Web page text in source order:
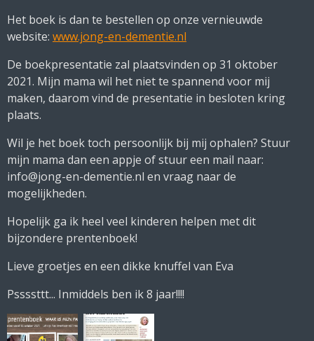
Het boek is dan te bestellen op onze vernieuwde
website: www.jong-en-dementie.nl
De boekpresentatie zal plaatsvinden op 31 oktober
2021. Mijn mama wil het niet te spannend voor mij
maken, daarom vind de presentatie in besloten kring
plaats.
Wil je het boek toch persoonlijk bij mij ophalen? Stuur
mijn mama dan een appje of stuur een mail naar:
info@jong-en-dementie.nl en vraag naar de
mogelijkheden.
Hopelijk ga ik heel veel kinderen helpen met dit
bijzondere prentenboek!
Lieve groetjes en een dikke knuffel van Eva
Pssssttt... Inmiddels ben ik 8 jaar!!!!